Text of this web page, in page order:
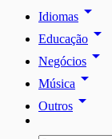
Idiomas arrow_drop_down
Educação arrow_drop_down
Negócios arrow_drop_down
Música arrow_drop_down
Outros arrow_drop_down